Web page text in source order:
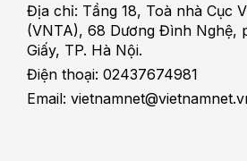
Địa chỉ: Tầng 18, Toà nhà Cục
(VNTA), 68 Dương Đình Nghệ,
Giấy, TP. Hà Nội.
Điện thoại: 02437674981
Email: